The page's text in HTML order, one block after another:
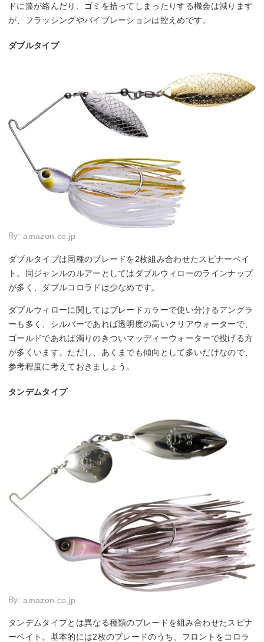
ドに藻が絡んだり、ゴミを拾ってしまったりする機会は減ります
が、フラッシングやバイブレーションは控えめです。
ダブルタイプ
By:amazon.co.jp
ダブルタイプは同種のブレードを2枚組み合わせたスピナーベイ
ト。同ジャンルのルアーとしてはダブルウィローのラインナップ
が多く、ダブルコロラドは少なめです。
ダブルウィローに関してはブレードカラーで使い分けるアングラ
ーも多く、シルバーであれば透明度の高いクリアウォーターで、
ゴールドであれば濁りのきついマッディーウォーターで投げる方
が多くいます。ただし、あくまでも傾向として多いだけなので、
参考程度に考えておきましょう。
タンデムタイプ
By:amazon.co.jp
タンデムタイプとは異なる種類のブレードを組み合わせたスピナ
ーベイト。基本的には2枚のブレードのうち、フロントをコロラ